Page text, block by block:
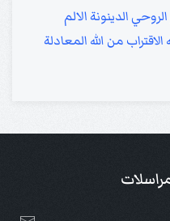
الروحي الدينونة الالم
الاقتراب من الله المعادلة